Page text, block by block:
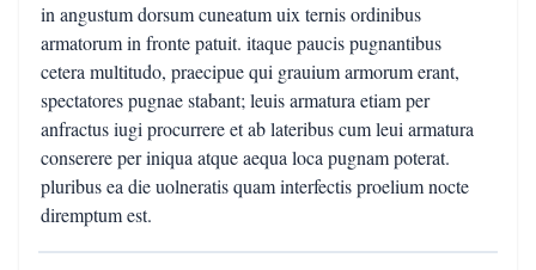
in angustum dorsum cuneatum uix ternis ordinibus
armatorum in fronte patuit. itaque paucis pugnantibus
cetera multitudo, praecipue qui grauium armorum erant,
spectatores pugnae stabant; leuis armatura etiam per
anfractus iugi procurrere et ab lateribus cum leui armatura
conserere per iniqua atque aequa loca pugnam poterat.
pluribus ea die uolneratis quam interfectis proelium nocte
diremptum est.